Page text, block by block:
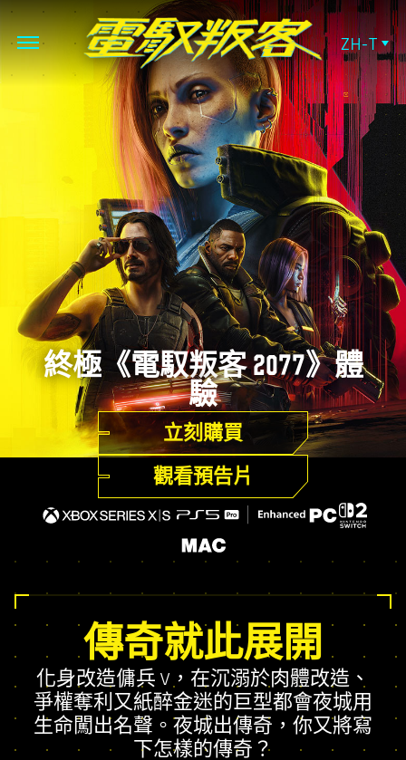
ZH-T
終極《電馭叛客 2077》體
驗
立刻購買
觀看預告片
傳奇就此展開
化身改造傭兵 V，在沉溺於肉體改造、
爭權奪利又紙醉金迷的巨型都會夜城用
生命闖出名聲。夜城出傳奇，你又將寫
下怎樣的傳奇？